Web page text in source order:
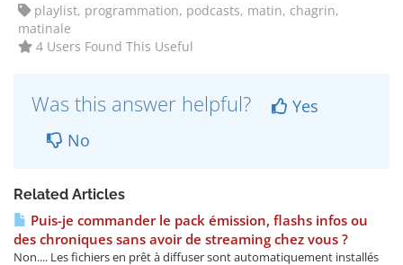
playlist, programmation, podcasts, matin, chagrin,
matinale
4 Users Found This Useful
Was this answer helpful?
Yes
No
Related Articles
Puis-je commander le pack émission, flashs infos ou
des chroniques sans avoir de streaming chez vous ?
Non.... Les fichiers en prêt à diffuser sont automatiquement installés